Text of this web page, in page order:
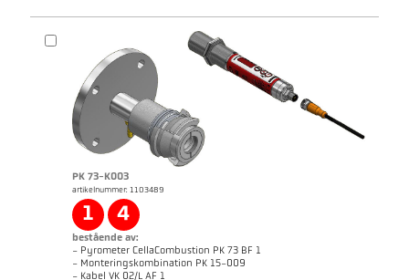
applikationsrapport CellaCombustion
teknisk rapport Optical temperature
measurement in combustion plants
PK 73-K003
artikelnummer: 1103489
1 4
bestående av:
- Pyrometer CellaCombustion PK 73 BF 1
- Monteringskombination PK 15-009
- Kabel VK 02/L AF 1
broschyr CellaTemp PK PKF PKL